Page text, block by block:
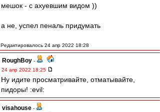
мешок - с ахуевшим видом ))
а не, успел пеналь придумать
Редактировалось 24 апр 2022 18:28
RoughBoy -
24 апр 2022 18:25
Ну идите просматривайте, отматывайте,
пидоры! :evil:
visahouse -